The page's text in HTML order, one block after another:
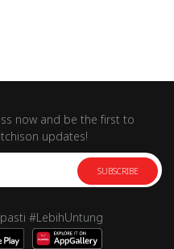
now and be the first to
updates!
SUBSCRIBE
#LebihUntung